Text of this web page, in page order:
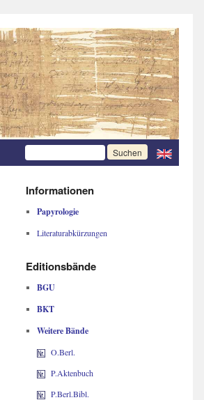
Informationen
Papyrologie
Literaturabkürzungen
Editionsbände
BGU
BKT
Weitere Bände
O.Berl.
P.Aktenbuch
P.Berl.Bibl.